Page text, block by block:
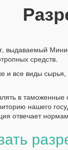
выдаваемый
средств.
все виды сырья,
в таможенные
нашего
отвечает